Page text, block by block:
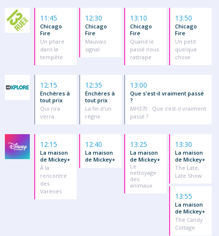
11:45
Chicago
Fire
Un phare
dans la
tempête
12:30
Chicago
Fire
Mauvais
signal
13:10
Chicago
Fire
Quand le
passé nous
rattrape
13:50
Chicago
Fire
Un petit
quelque
chose
12:15
Enchères à
tout prix
Qui rira
verra
12:35
Enchères à
tout prix
La fin d'un
règne
13:00
Que s'est-il vraiment passé
?
MH370 : Que s'est-il vraiment
passé ?
12:15
La maison
de Mickey+
À la
rencontre
des
Varènes
12:40
La maison
de Mickey+
13:25
La maison
de Mickey+
Le
nettoyage
des
animaux
13:30
La maison
de Mickey+
The Late,
Late Show
13:55
La maison
de Mickey+
The Candy
Cottage